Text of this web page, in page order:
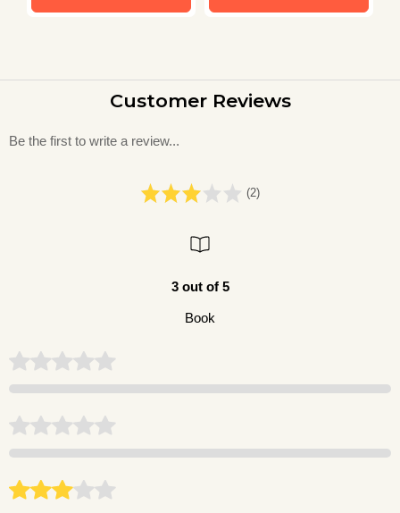
Customer Reviews
Be the first to write a review...
(2)
3 out of 5
Book